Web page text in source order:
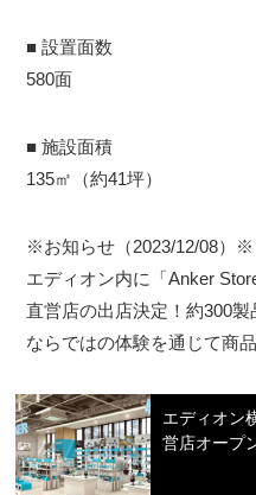
■ 設置面数
580面
■ 施設面積
135㎡（約41坪）
※お知らせ（2023/12/08）※
エディオン内に「Anker
直営店の出店決定！約300
ならではの体験を通じて商
エディオン
営店オープ